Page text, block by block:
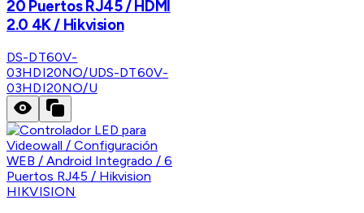
20 Puertos RJ45 / HDMI
2.0 4K / Hikvision
DS-DT60V-
03HDI20NO/UDS-DT60V-
03HDI20NO/U
HIKVISION